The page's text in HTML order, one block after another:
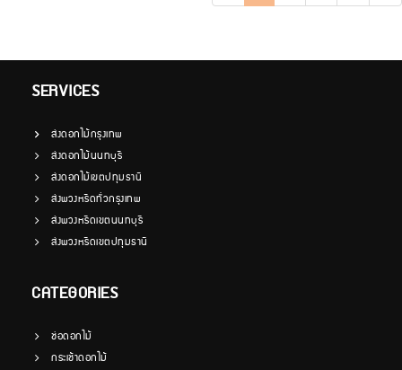
SERVICES
ส่งดอกไม้กรุงเทพ
ส่งดอกไม้นนทบุรี
ส่งดอกไม้เขตปทุมธานี
ส่งพวงหรีดทั่วกรุงเทพ
ส่งพวงหรีดเขตนนทบุรี
ส่งพวงหรีดเขตปทุมธานี
CATEGORIES
ช่อดอกไม้
กระเช้าดอกไม้